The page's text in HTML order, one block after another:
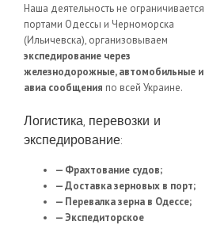
Наша деятельность не ограничивается
портами Одессы и Черноморска
(Ильичевска), организовываем
экспедирование через
железнодорожные, автомобильные и
авиа сообщения по всей Украине.
Логистика, перевозки и
экспедирование:
— Фрахтование судов;
— Доставка зерновых в порт;
— Перевалка зерна в Одессе;
— Экспедиторское